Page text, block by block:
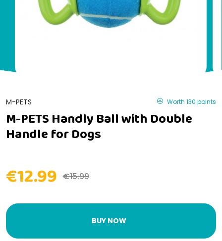
M-PETS Worth 130 points
M-PETS Handly Ball with Double
Handle for Dogs
€12.99 €15.99
BUY NOW